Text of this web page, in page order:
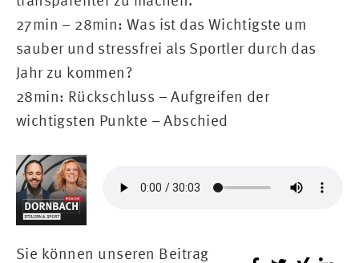
27min – 28min: Was ist das Wichtigste um
sauber und stressfrei als Sportler durch das
Jahr zu kommen?
28min: Rückschluss – Aufgreifen der
wichtigsten Punkte – Abschied
Sie können unseren Beitrag